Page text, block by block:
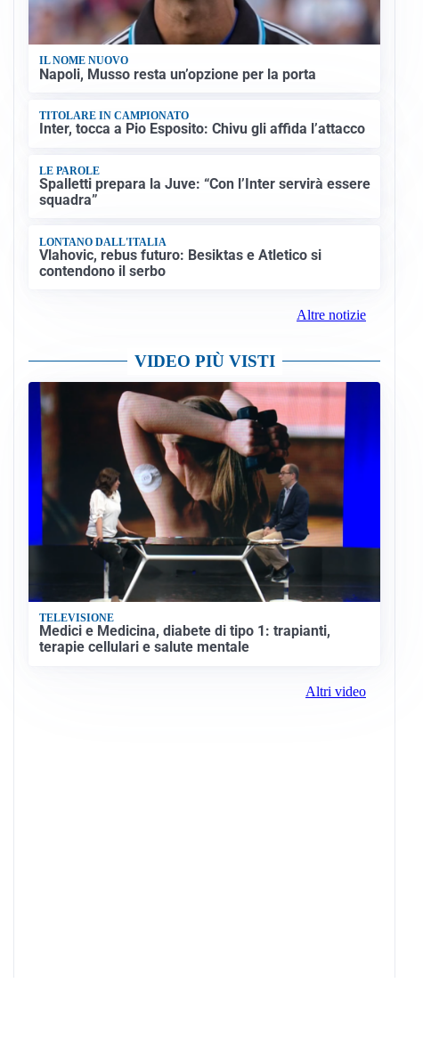
IL NOME NUOVO
Napoli, Musso resta un’opzione per la porta
TITOLARE IN CAMPIONATO
Inter, tocca a Pio Esposito: Chivu gli affida l’attacco
LE PAROLE
Spalletti prepara la Juve: “Con l’Inter servirà essere
squadra”
LONTANO DALL'ITALIA
Vlahovic, rebus futuro: Besiktas e Atletico si
contendono il serbo
Altre notizie
VIDEO PIÙ VISTI
TELEVISIONE
Medici e Medicina, diabete di tipo 1: trapianti,
terapie cellulari e salute mentale
Altri video